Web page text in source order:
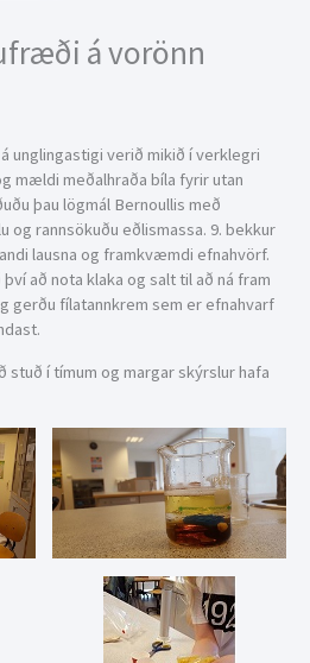
á vorönn
unglingastigi verið mikið í verklegri
mældi meðalhraða bíla fyrir utan
þau lögmál Bernoullis með
og rannsökuðu eðlismassa. 9. bekkur
lausna og framkvæmdi efnahvörf.
að nota klaka og salt til að ná fram
gerðu fílatannkrem sem er efnahvarf
stuð í tímum og margar skýrslur hafa